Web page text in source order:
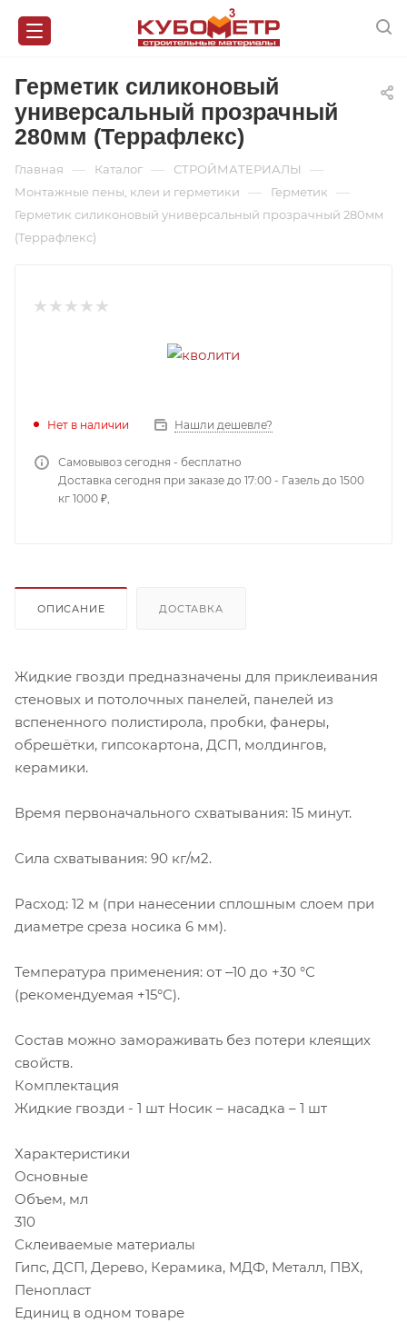
Герметик силиконовый
универсальный прозрачный
280мм (Террафлекс)
Главная — Каталог — СТРОЙМАТЕРИАЛЫ —
Монтажные пены, клеи и герметики — Герметик —
Герметик силиконовый универсальный прозрачный 280мм
(Террафлекс)
Нет в наличии Нашли дешевле?
Самовывоз сегодня - бесплатно
Доставка сегодня при заказе до 17:00 - Газель до 1500
кг 1000 ₽,
ОПИСАНИЕ ДОСТАВКА
Жидкие гвозди предназначены для приклеивания
стеновых и потолочных панелей, панелей из
вспененного полистирола, пробки, фанеры,
обрешётки, гипсокартона, ДСП, молдингов,
керамики.
Время первоначального схватывания: 15 минут.
Сила схватывания: 90 кг/м2.
Расход: 12 м (при нанесении сплошным слоем при
диаметре среза носика 6 мм).
Температура применения: от ‒10 до +30 °С
(рекомендуемая +15°С).
Состав можно замораживать без потери клеящих
свойств.
Комплектация
Жидкие гвозди - 1 шт Носик – насадка – 1 шт
Характеристики
Основные
Объем, мл
310
Склеиваемые материалы
Гипс, ДСП, Дерево, Керамика, МДФ, Металл, ПВХ,
Пенопласт
Единиц в одном товаре